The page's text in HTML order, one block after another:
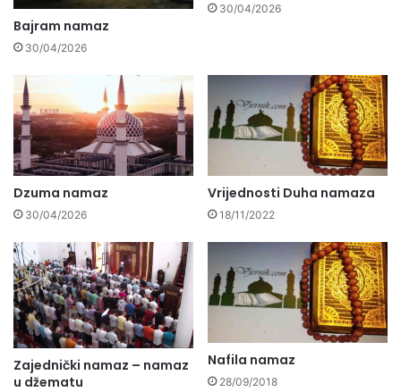
Bajram namaz
30/04/2026
30/04/2026
Dzuma namaz
30/04/2026
Vrijednosti Duha namaza
18/11/2022
Zajednički namaz – namaz
u džematu
Nafila namaz
28/09/2018